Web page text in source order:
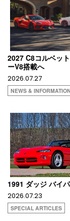
2027 C8コルベッ
ーV8搭載へ
2026.07.27
NEWS & INFORMATION
1991 ダッジ バイ
2026.07.23
SPECIAL ARTICLES